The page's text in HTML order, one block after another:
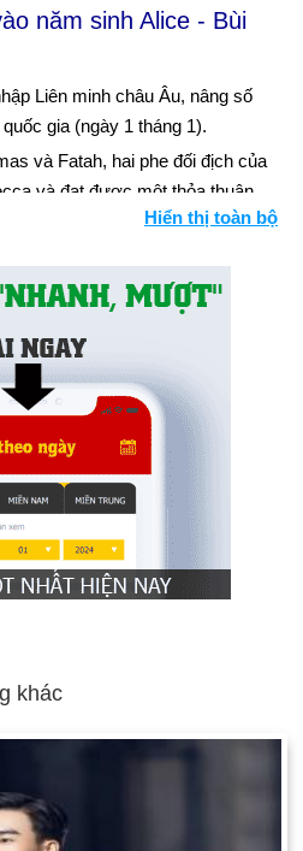
năm sinh Alice - Bùi
Liên minh châu Âu, nâng số
gia (ngày 1 tháng 1).
và Fatah, hai phe đối địch của
và đạt được một thỏa thuận
thù địch và thành lập một
đoàn kết do Hamas thống trị
quyền kiểm soát phần lớn Dải
thống Palestine Mahmoud
bố tình trạng khẩn cấp (14/6).
khoảng 30.000 quân đến Iraq để
ngày càng chết chóc của quân
7 tháng 2).
quyết rằng việc tàn sát
Bosnia bởi những người Serbia
năm 1995 là tội diệt chủng (ngày
Vịnh Guantánamo đầu tiên bị
được trả tự do (ngày 4 tháng 4).
của Sinn Fein và Linh mục Ian
Hiển thị toàn bộ
khác